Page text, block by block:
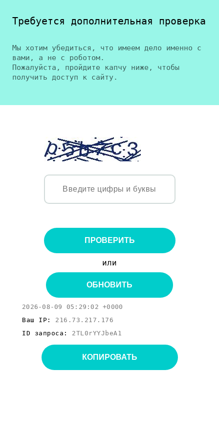
Требуется дополнительная проверка
Мы хотим убедиться, что имеем дело именно с
вами, а не с роботом.
Пожалуйста, пройдите капчу ниже, чтобы
получить доступ к сайту.
ПРОВЕРИТЬ
или
ОБНОВИТЬ
2026-08-09 05:29:02 +0000
Ваш IP: 216.73.217.176
ID запроса: 2TL0rYYJbeA1
КОПИРОВАТЬ